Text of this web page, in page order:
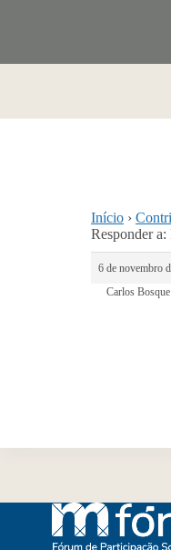
Início ›
Responder
6 de novembro
Carlos